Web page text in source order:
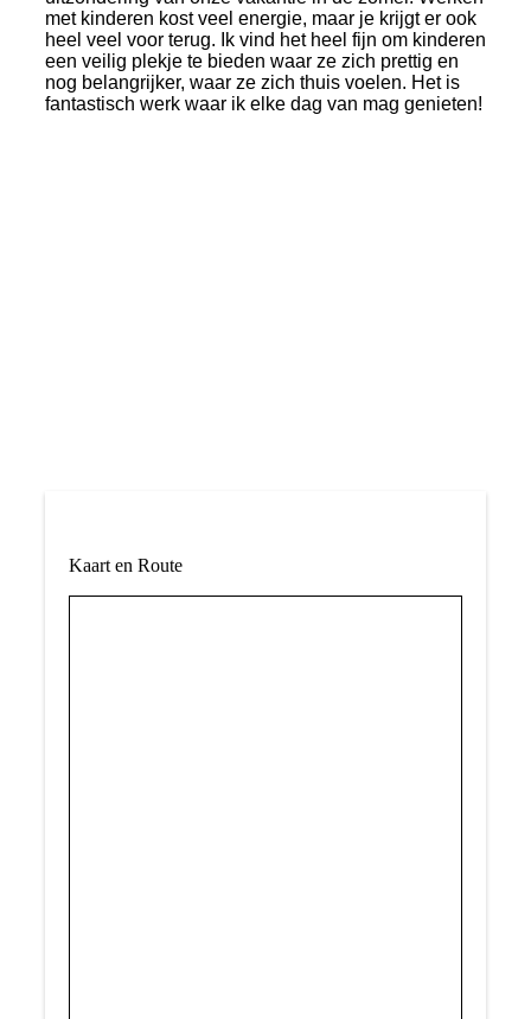
met kinderen kost veel energie, maar je krijgt er ook
heel veel voor terug. Ik vind het heel fijn om kinderen
een veilig plekje te bieden waar ze zich prettig en
nog belangrijker, waar ze zich thuis voelen. Het is
fantastisch werk waar ik elke dag van mag genieten!
Kaart en Route